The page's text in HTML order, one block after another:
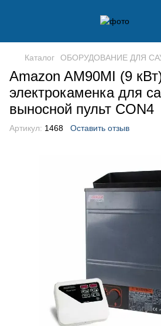
Каталог ОБОРУДОВАНИЕ ДЛЯ
Amazon AM90MI (9
электрокаменка для
выносной пульт CON4
Артикул: 1468 Оставить отзыв